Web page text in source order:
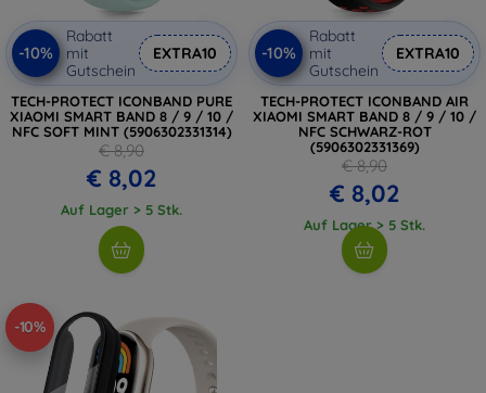
-10%
Rabatt
mit
Gutschein
EXTRA10
TECH-PROTECT ICONBAND PURE
XIAOMI SMART BAND 8 / 9 / 10 /
NFC SOFT MINT (5906302331314)
€ 8,90
€ 8,02
Auf Lager > 5 Stk.
-10%
Rabatt
mit
Gutschein
EXTRA10
TECH-PROTECT ICONBAND AIR
XIAOMI SMART BAND 8 / 9 / 10 /
NFC SCHWARZ-ROT
(5906302331369)
€ 8,90
€ 8,02
Auf Lager > 5 Stk.
-10%